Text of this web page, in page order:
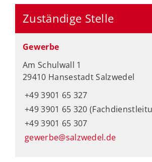
Zuständige Stelle
Gewerbe
Am Schulwall 1
29410 Hansestadt Salzwedel
+49 3901 65 327
+49 3901 65 320
+49 3901 65 307
gewerbe@salzwedel.de